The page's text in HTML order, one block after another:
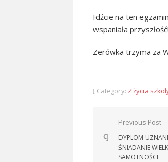
Idźcie na ten
wspaniała przyszłość!
Zerówka trzyma za
Category: Z życia
Nawigacja
wpisu
Previous Post
DYPLOM
ŚNIADANIE
SAMOTNOŚCI